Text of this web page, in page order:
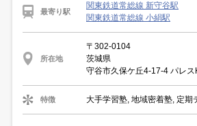
最寄り駅
関東鉄道常総線 新守谷駅
関東鉄道常総線 小絹駅
所在地
〒302-0104
茨城県
守谷市久保ケ丘4-17-4 パレ
特徴 大手学習塾, 地域密着塾, 定期